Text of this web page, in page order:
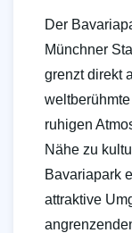
Der
Münchner
grenzt direkt
ruhigen
Nähe zu
Bavariapark
attraktive